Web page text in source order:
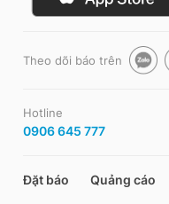
Theo dõi báo trên
Hotline
0906 645 777
Đặt báo Quảng cáo